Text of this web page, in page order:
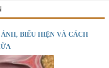
BIỂU HIỆN VÀ CÁCH